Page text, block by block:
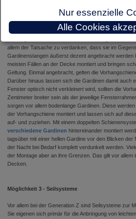
Möglichkeit 2 - Vorhangschienen
allem der Tatsache zu verdanken, dass sie im
Gardinenstangen äußerst dezent angebracht werden
meisten Fällen an der Decke montiert und bringen
Geltung. Einmal angebracht, gelten die
Darüber hinaus lassen sich die Gardinen damit auch
Fenster optisch nicht verkleinert wird, sollten die
Zentimeter breiter sein als der jeweilige
sorgen vor allem bodenlange Gardinen. Diese
der Vorhangschiene montiert und lassen sich auf
auf- und zuziehen. Mit einem doppelten
verschiedene Gardinen hintereinander montiert
tagsüber mit einer hellen Gardine vor den Blicken der
der Nacht bei Bedarf komplett verdunkelt werden.
der Montage aber an ihre Grenzen. Das gilt vor allem
Decken.
Möglichkeit 3 - Seilsysteme
Vor allem bei der Generation Z sind Seilsysteme zur
Sie eigenen sich primär für die Anbringung von
Nur essenzielle
Alle Cookies